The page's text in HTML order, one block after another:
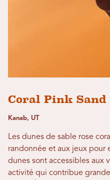
Coral Pink Sand
Kanab, UT
Les dunes de sable rose
randonnée et aux jeux pour
dunes sont accessibles aux
activité qui contribue